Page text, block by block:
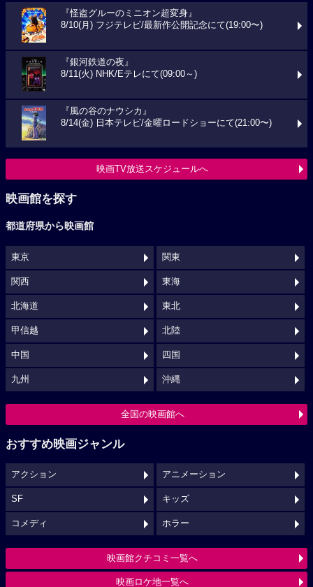
『怪盗グルーのミニオン超変身』
8/10(月) フジテレビ/最新作公開記念にて(19:00〜)
『銀河鉄道の夜』
8/11(火) NHK/Eテレにて(09:00～)
『風の谷のナウシカ』
8/14(金) 日本テレビ/金曜ロードショーにて(21:00〜)
映画TV放送スケジュールへ
映画館を探す
都道府県から映画館
東京 関東
関西 東海
北海道 東北
甲信越 北陸
中国 四国
九州 沖縄
全国の映画館へ
おすすめ映画ジャンル
アクション アニメーション
SF キッズ
コメディ ホラー
映画館クチコミ一覧へ
映画ロケ地一覧へ